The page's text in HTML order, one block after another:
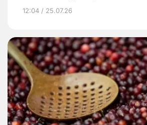
12:04 / 25.07.26